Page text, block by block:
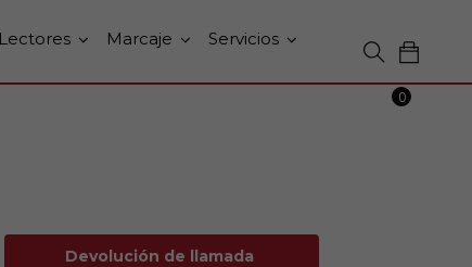
Lectores Marcaje Servicios
0
Devolución de llamada